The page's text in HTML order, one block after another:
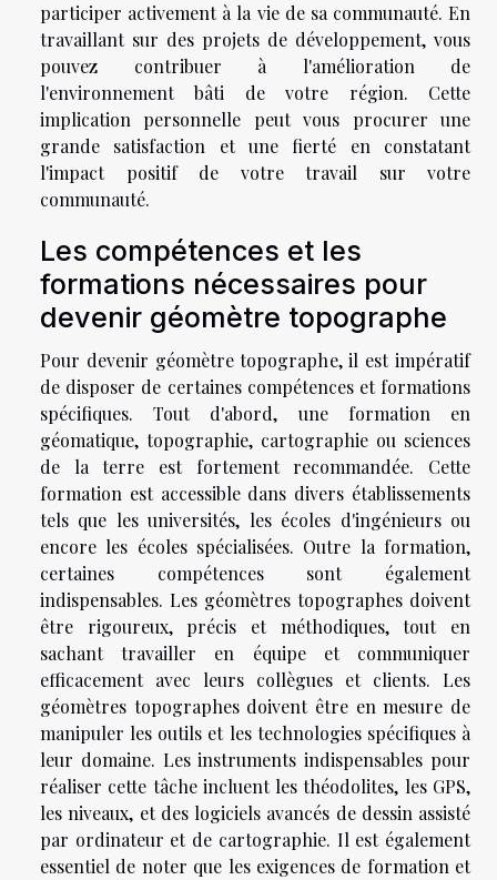
participer activement à la vie de sa communauté. En
travaillant sur des projets de développement, vous
pouvez contribuer à l'amélioration de
l'environnement bâti de votre région. Cette
implication personnelle peut vous procurer une
grande satisfaction et une fierté en constatant
l'impact positif de votre travail sur votre
communauté.
Les compétences et les
formations nécessaires pour
devenir géomètre topographe
Pour devenir géomètre topographe, il est impératif
de disposer de certaines compétences et formations
spécifiques. Tout d'abord, une formation en
géomatique, topographie, cartographie ou sciences
de la terre est fortement recommandée. Cette
formation est accessible dans divers établissements
tels que les universités, les écoles d'ingénieurs ou
encore les écoles spécialisées. Outre la formation,
certaines compétences sont également
indispensables. Les géomètres topographes doivent
être rigoureux, précis et méthodiques, tout en
sachant travailler en équipe et communiquer
efficacement avec leurs collègues et clients. Les
géomètres topographes doivent être en mesure de
manipuler les outils et les technologies spécifiques à
leur domaine. Les instruments indispensables pour
réaliser cette tâche incluent les théodolites, les GPS,
les niveaux, et des logiciels avancés de dessin assisté
par ordinateur et de cartographie. Il est également
essentiel de noter que les exigences de formation et